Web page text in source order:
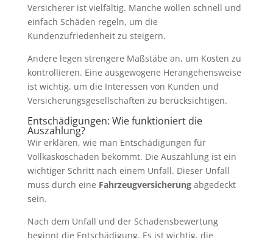
Versicherer ist vielfältig. Manche wollen schnell und
einfach Schäden regeln, um die
Kundenzufriedenheit zu steigern.
Andere legen strengere Maßstäbe an, um Kosten zu
kontrollieren. Eine ausgewogene Herangehensweise
ist wichtig, um die Interessen von Kunden und
Versicherungsgesellschaften zu berücksichtigen.
Entschädigungen: Wie funktioniert die
Auszahlung?
Wir erklären, wie man Entschädigungen für
Vollkaskoschäden bekommt. Die Auszahlung ist ein
wichtiger Schritt nach einem Unfall. Dieser Unfall
muss durch eine Fahrzeugversicherungabgedeckt
sein.
Nach dem Unfall und der Schadensbewertung
beginnt die Entschädigung. Es ist wichtig, die